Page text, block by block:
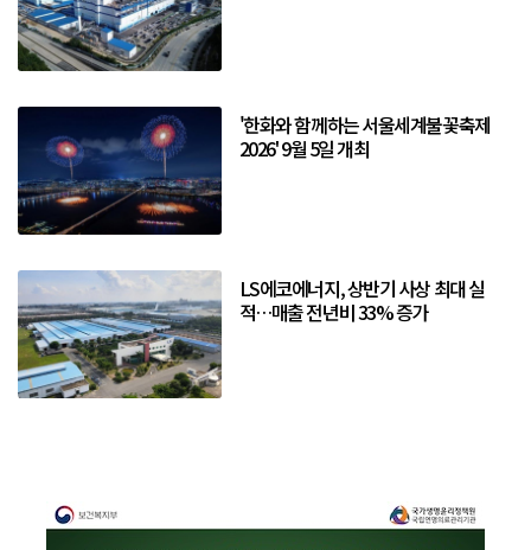
'한화와 함께하는 서울세계불꽃축제
2026' 9월 5일 개최
LS에코에너지, 상반기 사상 최대 실
적…매출 전년비 33% 증가